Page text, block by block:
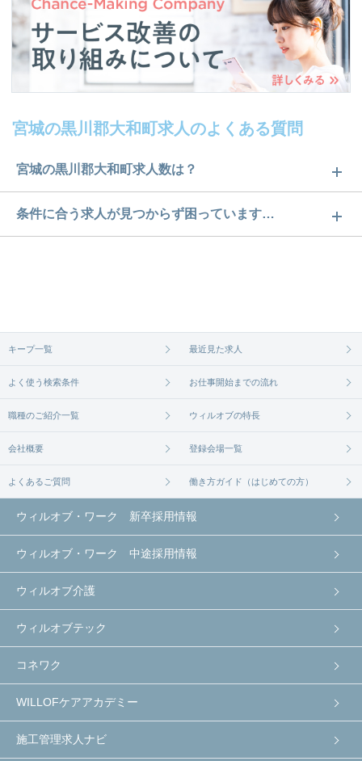
宮城の黒川郡大和町求人のよくある質問
宮城の黒川郡大和町求人数は？
宮城の黒川郡大和町求人数は20件です。どのような
求人があるかぜひチェックしてみてください。
条件に合う求人が見つからず困っています…
無料相談の登録はコチラから
キープ一覧 最近見た求人
よく使う検索条件 お仕事開始までの流れ
職種のご紹介一覧 ウィルオブの特長
会社概要 登録会場一覧
よくあるご質問 働き方ガイド（はじめての方）
ウィルオブ・ワーク 新卒採用情報
ウィルオブ・ワーク 中途採用情報
ウィルオブ介護
ウィルオブテック
コネワク
WILLOFケアアカデミー
施工管理求人ナビ